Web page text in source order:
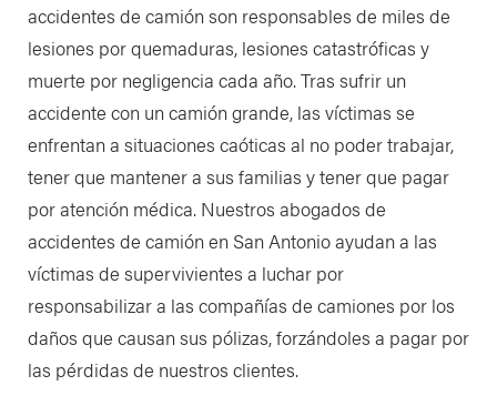
accidentes de camión son responsables de miles de
lesiones por quemaduras, lesiones catastróficas y
muerte por negligencia cada año. Tras sufrir un
accidente con un camión grande, las víctimas se
enfrentan a situaciones caóticas al no poder trabajar,
tener que mantener a sus familias y tener que pagar
por atención médica. Nuestros abogados de
accidentes de camión en San Antonio ayudan a las
víctimas de supervivientes a luchar por
responsabilizar a las compañías de camiones por los
daños que causan sus pólizas, forzándoles a pagar por
las pérdidas de nuestros clientes.